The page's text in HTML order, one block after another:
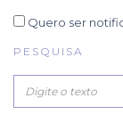
Quero ser
PESQUISA